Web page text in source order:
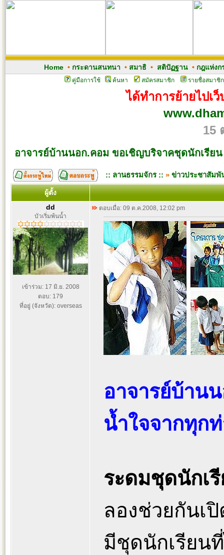
Home• กระดานสนทนา • สมาธิ• สติปัฏฐาน• กฎแห่งก
คู่มือการใช้ ค้นหา สมัครสมาชิก รายชื่อสมาชิก
ได้ทำการย้ายไปเ
15
อาจารย์บ้านนอก.คอม ขอเชิญบริจาคชุดนักเรียน
:: ลานธรรมจักร :: » ข่าวประชาสัมพั
ผู้ตั้ง
dd
บัวเริ่มพ้นน้ำ
เข้าร่วม: 17 มิ.ย. 2008
ตอบ: 179
ที่อยู่ (จังหวัด): overseas
ตอบเมื่อ: 09 ต.ค.2008, 12:02 pm
อาจารย์บ้าน
น้ำใจจากทุก
ระดมชุดนักเ
ลองช่วยกันเ
มีชุดนักเรียน